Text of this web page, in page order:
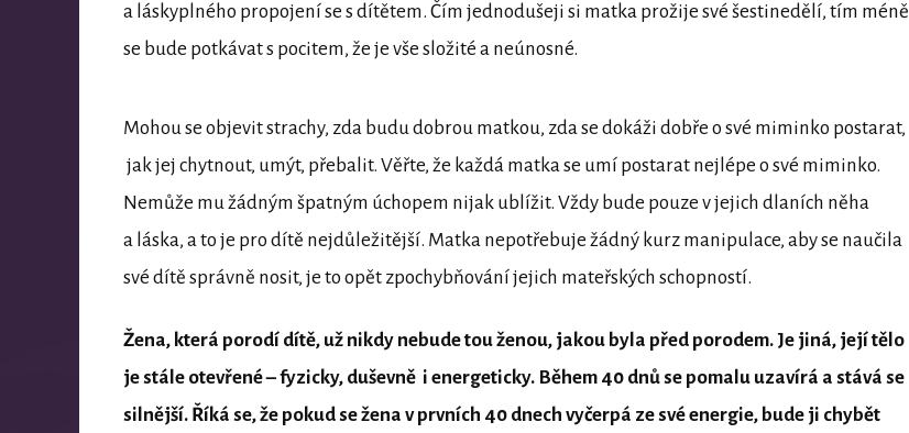
a láskyplného propojení se s dítětem. Čím jednodušeji si matka prožije své šestinedělí, tím méně
se bude potkávat s pocitem, že je vše složité a neúnosné.
Mohou se objevit strachy, zda budu dobrou matkou, zda se dokáži dobře o své miminko postarat,
jak jej chytnout, umýt, přebalit. Věřte, že každá matka se umí postarat nejlépe o své miminko.
Nemůže mu žádným špatným úchopem nijak ublížit. Vždy bude pouze v jejich dlaních něha
a láska, a to je pro dítě nejdůležitější. Matka nepotřebuje žádný kurz manipulace, aby se naučila
své dítě správně nosit, je to opět zpochybňování jejich mateřských schopností.
Žena, která porodí dítě, už nikdy nebude tou ženou, jakou byla před porodem. Je jiná, její tělo
je stále otevřené – fyzicky, duševně i energeticky. Během 40 dnů se pomalu uzavírá a stává se
silnější. Říká se, že pokud se žena v prvních 40 dnech vyčerpá ze své energie, bude ji chybět